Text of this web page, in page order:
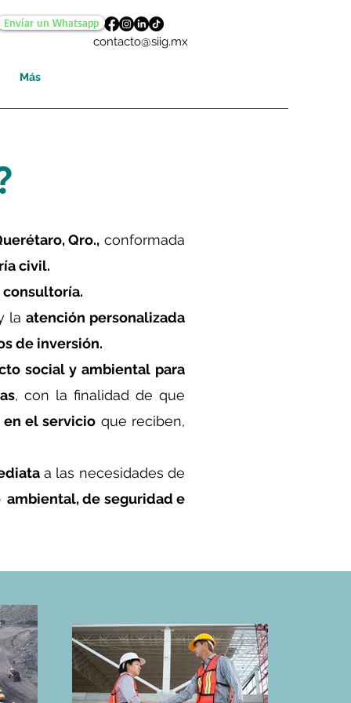
Más
contacto@siig.mx
Envíar un Whatsapp
Qro., conformada
civil.
la atención personalizada
de inversión.
social y ambiental para
, con la finalidad de que
el servicio que reciben,
a las necesidades de
de seguridad e